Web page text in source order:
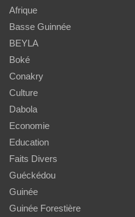
Afrique
Basse Guinnée
BEYLA
Boké
Conakry
Culture
Dabola
Economie
Education
Faits Divers
Guéckédou
Guinée
Guinée Forestière